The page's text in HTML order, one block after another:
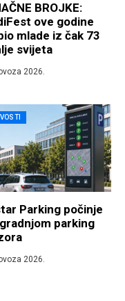
BROJKE:
ove godine
mlade iz čak 73
svijeta
2026.
Parking počinje
parking
2026.